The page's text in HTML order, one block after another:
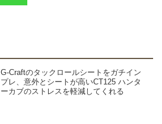
G-Craftのタックロールシートをガチイン
プレ、意外とシートが高いCT125 ハンタ
ーカブのストレスを軽減してくれる